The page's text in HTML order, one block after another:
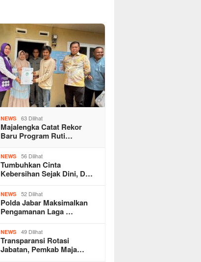
NEWS 63 Dilihat
Majalengka Catat Rekor
Baru Program Ruti…
NEWS 56 Dilihat
Tumbuhkan Cinta
Kebersihan Sejak Dini, D…
NEWS 52 Dilihat
Polda Jabar Maksimalkan
Pengamanan Laga …
NEWS 49 Dilihat
Transparansi Rotasi
Jabatan, Pemkab Maja…